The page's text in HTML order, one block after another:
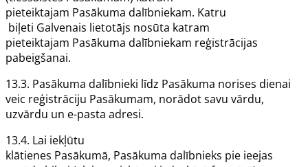
pieteiktajam Pasākuma dalībniekam. Katru
biļeti Galvenais lietotājs nosūta katram
pieteiktajam Pasākuma dalībniekam reģistrācijas
pabeigšanai.
13.3. Pasākuma dalībnieki līdz Pasākuma norises dienai
veic reģistrāciju Pasākumam, norādot savu vārdu,
uzvārdu un e-pasta adresi.
13.4. Lai iekļūtu
klātienes Pasākumā, Pasākuma dalībnieks pie ieejas